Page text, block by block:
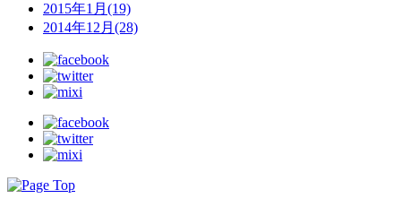
2015年1月(19)
2014年12月(28)